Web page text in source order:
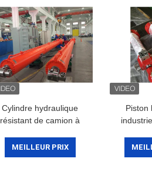
Cylindre hydraulique
résistant de camion à
cylindre hydraulique de
DNV électro
MEILLEUR PRIX
Piston